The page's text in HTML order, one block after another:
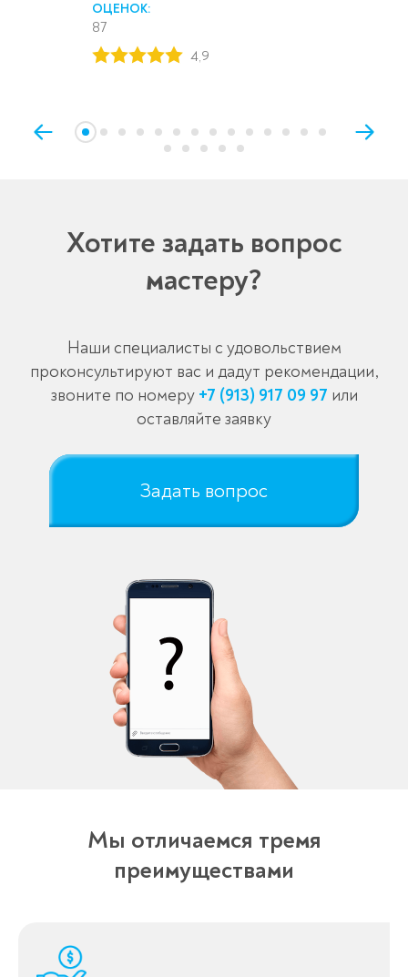
ОЦЕНОК:
87
4,9
Хотите задать вопрос
мастеру?
Наши специалисты с удовольствием
проконсультируют вас и дадут рекомендации,
звоните по номеру +7 (913) 917 09 97 или
оставляйте заявку
Задать вопрос
Мы отличаемся тремя
преимуществами